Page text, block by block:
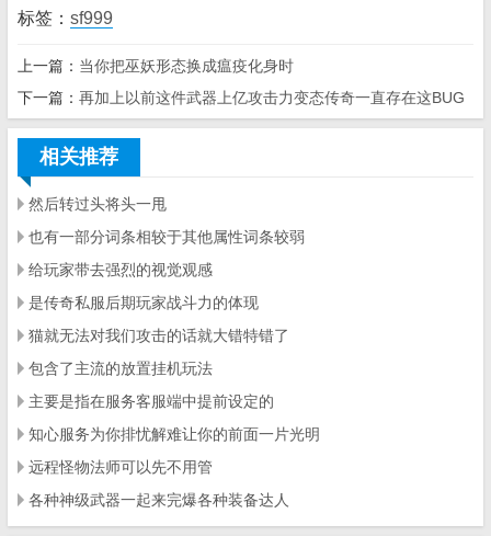
标签： sf999
上一篇： 当你把巫妖形态换成瘟疫化身时
下一篇： 再加上以前这件武器上亿攻击力变态传奇一直存在这BUG
相关推荐
然后转过头将头一甩
也有一部分词条相较于其他属性词条较弱
给玩家带去强烈的视觉观感
是传奇私服后期玩家战斗力的体现
猫就无法对我们攻击的话就大错特错了
包含了主流的放置挂机玩法
主要是指在服务客服端中提前设定的
知心服务为你排忧解难让你的前面一片光明
远程怪物法师可以先不用管
各种神级武器一起来完爆各种装备达人